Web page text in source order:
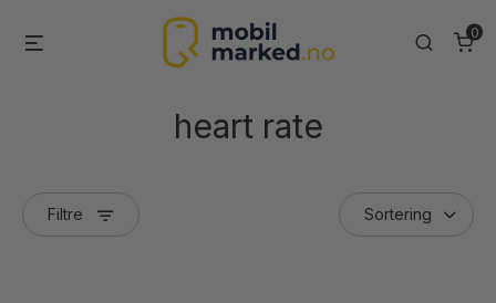
Search
0
heart rate
Filtre